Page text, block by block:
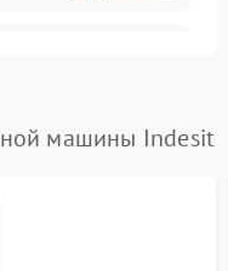
Подробнее →
машины Indesit